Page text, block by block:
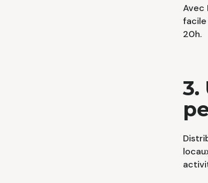
Avec
facile
20h.
3.